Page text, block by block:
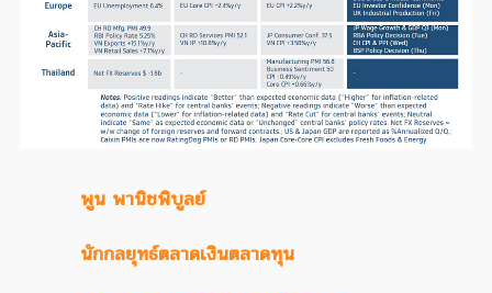
พูน พานิชพิบูลย์
นักกลยุทธ์ตลาดเงินตลาดทุน